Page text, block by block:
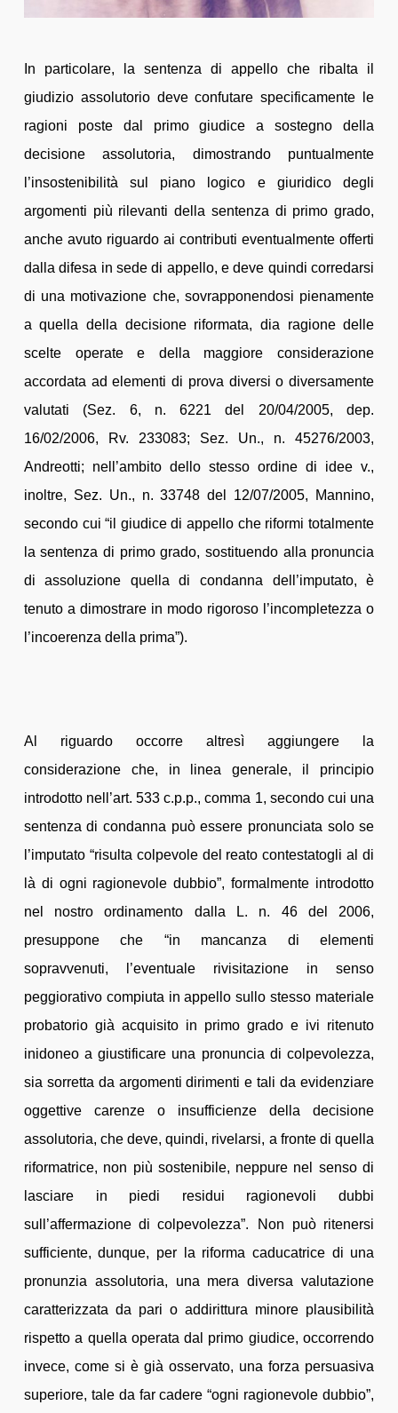
In particolare, la sentenza di appello che ribalta il
giudizio assolutorio deve confutare specificamente le
ragioni poste dal primo giudice a sostegno della
decisione assolutoria, dimostrando puntualmente
l’insostenibilità sul piano logico e giuridico degli
argomenti più rilevanti della sentenza di primo grado,
anche avuto riguardo ai contributi eventualmente offerti
dalla difesa in sede di appello, e deve quindi corredarsi
di una motivazione che, sovrapponendosi pienamente
a quella della decisione riformata, dia ragione delle
scelte operate e della maggiore considerazione
accordata ad elementi di prova diversi o diversamente
valutati (Sez. 6, n. 6221 del 20/04/2005, dep.
16/02/2006, Rv. 233083; Sez. Un., n. 45276/2003,
Andreotti; nell’ambito dello stesso ordine di idee v.,
inoltre, Sez. Un., n. 33748 del 12/07/2005, Mannino,
secondo cui “il giudice di appello che riformi totalmente
la sentenza di primo grado, sostituendo alla pronuncia
di assoluzione quella di condanna dell’imputato, è
tenuto a dimostrare in modo rigoroso l’incompletezza o
l’incoerenza della prima”).
Al riguardo occorre altresì aggiungere la
considerazione che, in linea generale, il principio
introdotto nell’art. 533 c.p.p., comma 1, secondo cui una
sentenza di condanna può essere pronunciata solo se
l’imputato “risulta colpevole del reato contestatogli al di
là di ogni ragionevole dubbio”, formalmente introdotto
nel nostro ordinamento dalla L. n. 46 del 2006,
presuppone che “in mancanza di elementi
sopravvenuti, l’eventuale rivisitazione in senso
peggiorativo compiuta in appello sullo stesso materiale
probatorio già acquisito in primo grado e ivi ritenuto
inidoneo a giustificare una pronuncia di colpevolezza,
sia sorretta da argomenti dirimenti e tali da evidenziare
oggettive carenze o insufficienze della decisione
assolutoria, che deve, quindi, rivelarsi, a fronte di quella
riformatrice, non più sostenibile, neppure nel senso di
lasciare in piedi residui ragionevoli dubbi
sull’affermazione di colpevolezza”. Non può ritenersi
sufficiente, dunque, per la riforma caducatrice di una
pronunzia assolutoria, una mera diversa valutazione
caratterizzata da pari o addirittura minore plausibilità
rispetto a quella operata dal primo giudice, occorrendo
invece, come si è già osservato, una forza persuasiva
superiore, tale da far cadere “ogni ragionevole dubbio”,